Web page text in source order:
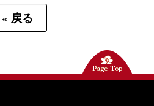
« 戻る